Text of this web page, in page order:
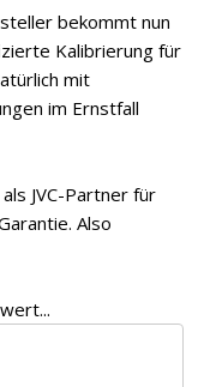
bekommt nun
Kalibrierung für
mit
im Ernstfall
JVC-Partner für
Also